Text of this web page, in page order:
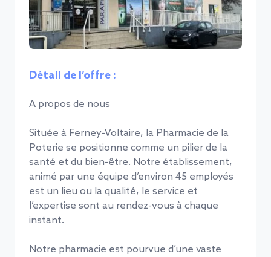
Détail de l’offre :
A propos de nous
Située à Ferney-Voltaire, la Pharmacie de la
Poterie se positionne comme un pilier de la
santé et du bien-être. Notre établissement,
animé par une équipe d’environ 45 employés
est un lieu ou la qualité, le service et
l’expertise sont au rendez-vous à chaque
instant.
Notre pharmacie est pourvue d’une vaste